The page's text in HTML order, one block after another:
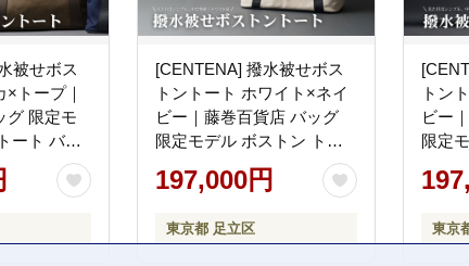
被せボス
×トープ｜
グ 限定モ
ート バッ
ンテナ
[CENTENA] 撥水被せボス
トントート ホワイト×ネイ
ビー｜藤巻百貨店 バッグ
限定モデル ボストン トー
ト バック CENTENA セン
テナ [1441]
197,000円
東京都 足立区
トン
ビー
限定
ト バ
テナ
東京